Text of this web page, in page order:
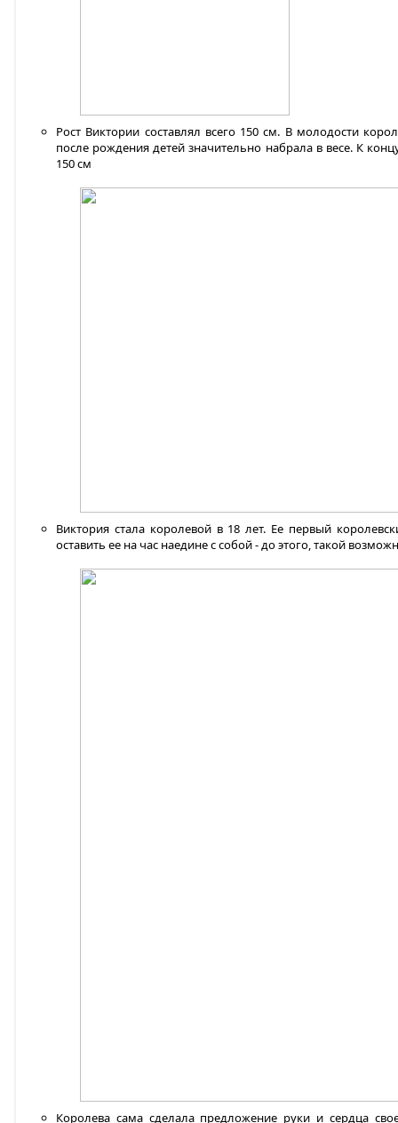
Рост Виктории составлял всего 150 см. В молодости
после рождения детей значительно набрала в весе. К
150 см
Виктория стала королевой в 18 лет. Ее первый
оставить ее на час наедине с собой - до этого, такой
Королева сама сделала предложение руки и сердца